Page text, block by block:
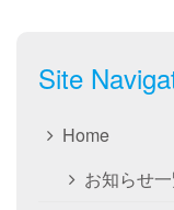
Site
Home
お知らせ